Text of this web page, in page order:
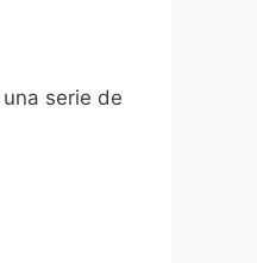
serie de